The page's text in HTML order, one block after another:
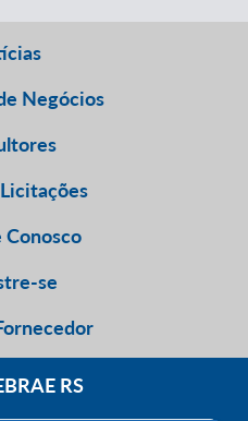
Negócios
Conosco
se
RS